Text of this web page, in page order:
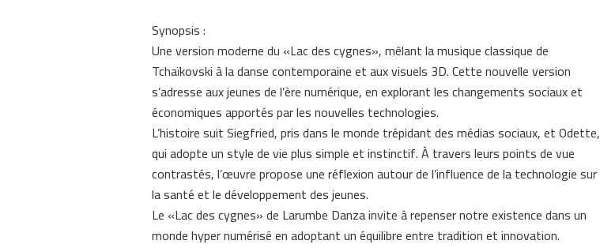
Synopsis :
Une version moderne du «Lac des cygnes», mêlant la musique classique de
Tchaïkovski à la danse contemporaine et aux visuels 3D. Cette nouvelle version
s’adresse aux jeunes de l’ère numérique, en explorant les changements sociaux et
économiques apportés par les nouvelles technologies.
L’histoire suit Siegfried, pris dans le monde trépidant des médias sociaux, et Odette,
qui adopte un style de vie plus simple et instinctif. À travers leurs points de vue
contrastés, l’œuvre propose une réflexion autour de l’influence de la technologie sur
la santé et le développement des jeunes.
Le «Lac des cygnes» de Larumbe Danza invite à repenser notre existence dans un
monde hyper numérisé en adoptant un équilibre entre tradition et innovation.